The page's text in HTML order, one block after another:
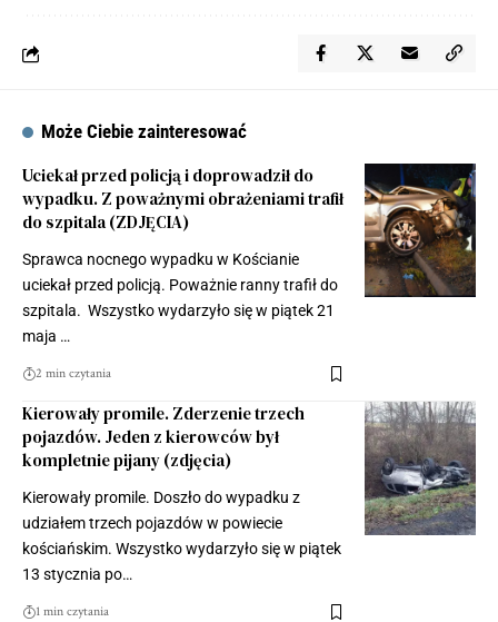
Może Ciebie zainteresować
Uciekał przed policją i doprowadził do
wypadku. Z poważnymi obrażeniami trafił
do szpitala (ZDJĘCIA)
Sprawca nocnego wypadku w Kościanie
uciekał przed policją. Poważnie ranny trafił do
szpitala. Wszystko wydarzyło się w piątek 21
maja …
2 min czytania
Kierowały promile. Zderzenie trzech
pojazdów. Jeden z kierowców był
kompletnie pijany (zdjęcia)
Kierowały promile. Doszło do wypadku z
udziałem trzech pojazdów w powiecie
kościańskim. Wszystko wydarzyło się w piątek
13 stycznia po…
1 min czytania